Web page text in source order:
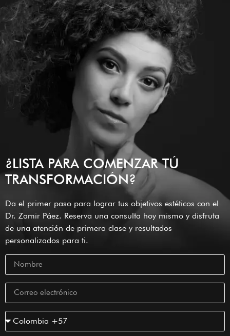
¿LISTA PARA COMENZAR TÚ
TRANSFORMACIÓN?
Da el primer paso para lograr tus objetivos estéticos con el
Dr. Zamir Páez. Reserva una consulta hoy mismo y disfruta
de una atención de primera clase y resultados
personalizados para ti.